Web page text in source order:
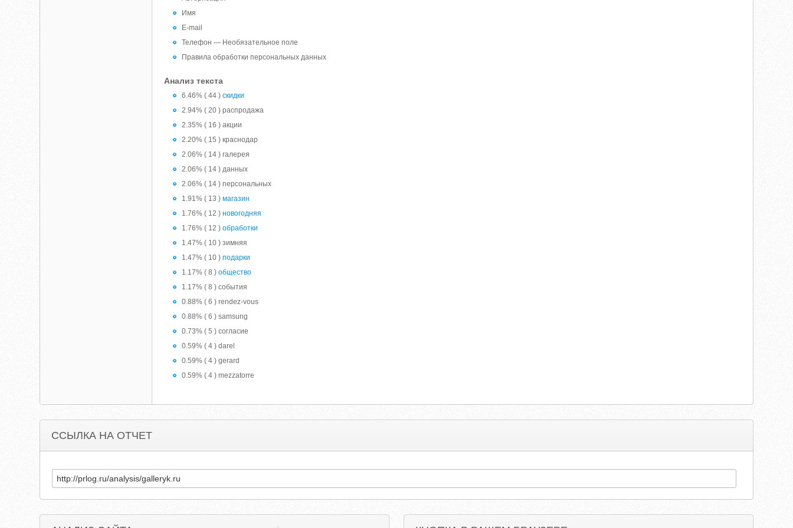
Имя
E-mail
Телефон — Необязательное поле
Правила обработки персональных данных
Анализ текста
6.46% ( 44 )скидки
2.94% ( 20 ) распродажа
2.35% ( 16 ) акции
2.20% ( 15 ) краснодар
2.06% ( 14 ) галерея
2.06% ( 14 ) данных
2.06% ( 14 ) персональных
1.91% ( 13 )магазин
1.76% ( 12 )новогодняя
1.76% ( 12 )обработки
1.47% ( 10 ) зимняя
1.47% ( 10 )подарки
1.17% ( 8 )общество
1.17% ( 8 ) события
0.88% ( 6 ) rendez-vous
0.88% ( 6 ) samsung
0.73% ( 5 ) согласие
0.59% ( 4 ) darel
0.59% ( 4 ) gerard
0.59% ( 4 ) mezzatorre
ССЫЛКА НА ОТЧЕТ